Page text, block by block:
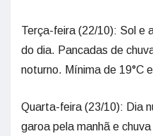
Terça-feira (22/10): Sol e
do dia. Pancadas de
noturno. Mínima de 19°C
Quarta-feira (23/10): Dia
garoa pela manhã e